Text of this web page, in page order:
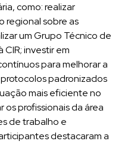
como: realizar
regional sobre as
um Grupo Técnico de
investir em
para melhorar a
padronizados
mais eficiente no
os profissionais da área
de trabalho e
destacaram a